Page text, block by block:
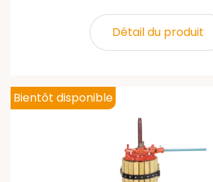
Détail du produit
Bientôt disponible